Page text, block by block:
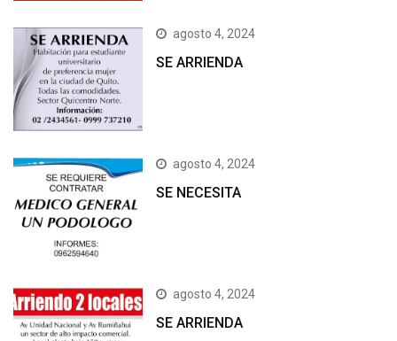
agosto 4, 2024
SE ARRIENDA
agosto 4, 2024
SE NECESITA
agosto 4, 2024
SE ARRIENDA